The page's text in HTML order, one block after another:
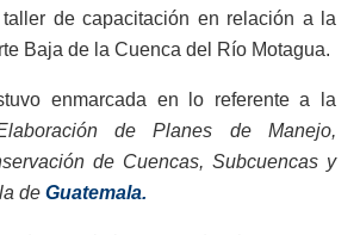
de capacitación en relación a la
Baja de la Cuenca del Río Motagua.
enmarcada en lo referente a la
de Planes de Manejo,
de Cuencas, Subcuencas y
de Guatemala.